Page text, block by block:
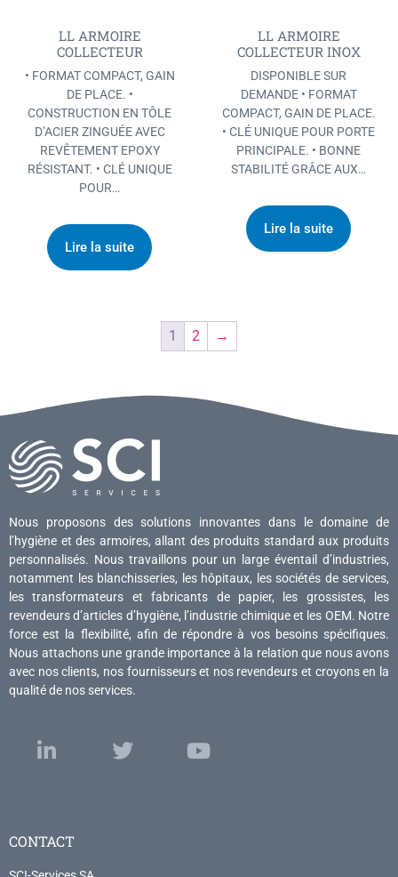
LL ARMOIRE
COLLECTEUR
• FORMAT COMPACT, GAIN
DE PLACE. •
CONSTRUCTION EN TÔLE
D’ACIER ZINGUÉE AVEC
REVÊTEMENT EPOXY
RÉSISTANT. • CLÉ UNIQUE
POUR…
Lire la suite
LL ARMOIRE
COLLECTEUR INOX
DISPONIBLE SUR
DEMANDE • FORMAT
COMPACT, GAIN DE PLACE.
• CLÉ UNIQUE POUR PORTE
PRINCIPALE. • BONNE
STABILITÉ GRÂCE AUX…
Lire la suite
1 2 →
Nous proposons des solutions innovantes dans le domaine de
l’hygiène et des armoires, allant des produits standard aux produits
personnalisés. Nous travaillons pour un large éventail d’industries,
notamment les blanchisseries, les hôpitaux, les sociétés de services,
les transformateurs et fabricants de papier, les grossistes, les
revendeurs d’articles d’hygiène, l’industrie chimique et les OEM. Notre
force est la flexibilité, afin de répondre à vos besoins spécifiques.
Nous attachons une grande importance à la relation que nous avons
avec nos clients, nos fournisseurs et nos revendeurs et croyons en la
qualité de nos services.
CONTACT